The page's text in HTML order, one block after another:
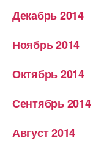
Декабрь 2014
Ноябрь 2014
Октябрь 2014
Сентябрь 2014
Август 2014